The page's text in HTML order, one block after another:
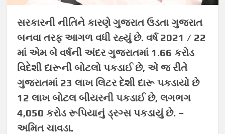
સરકારની નીતિને કારણે ગુજરાત ઉડતા ગુજરાત
બનવા તરફ આગળ વધી રહ્યું છે. વર્ષ 2021 / 22
માં એમ બે વર્ષની અંદર ગુજરાતમાં 1.66 કરોડ
વિદેશી દારૂની બોટલો પકડાઈ છે, એ જ રીતે
ગુજરાતમાં 23 લાખ લિટર દેશી દારૂ પકડાયો છે
12 લાખ બોટલ બીયરની પકડાઈ છે, લગભગ
4,050 કરોડ રૂપિયાનું ડ્રગ્સ પકડાયું છે. –
અમિત ચાવડા.